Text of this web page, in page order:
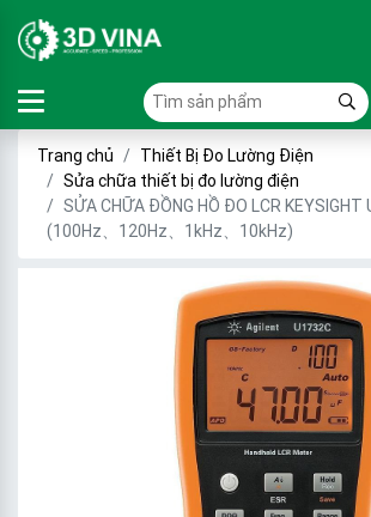
Trang chủ
Thiết Bị Đo Lường Điện
Sửa chữa thiết bị đo lường điện
SỬA CHỮA ĐỒNG HỒ ĐO LCR KEYSIGHT
(100Hz、120Hz、1kHz、10kHz)